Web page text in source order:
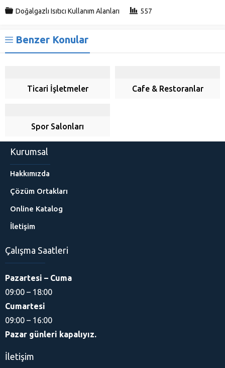
Doğalgazlı Isıtıcı Kullanım Alanları 557
Benzer Konular
Ticari İşletmeler Cafe & Restoranlar
Spor Salonları
Kurumsal
Hakkımızda
Çözüm Ortakları
Online Katalog
İletişim
Çalışma Saatleri
Pazartesi – Cuma
09:00 – 18:00
Cumartesi
09:00 – 16:00
Pazar günleri kapalıyız.
İletişim